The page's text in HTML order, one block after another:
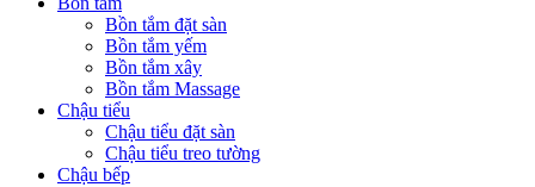
Bồn tắm đặt sàn
Bồn tắm yếm
Bồn tắm xây
Bồn tắm Massage
Chậu tiểu
Chậu tiểu đặt sàn
Chậu tiểu treo tường
Chậu bếp